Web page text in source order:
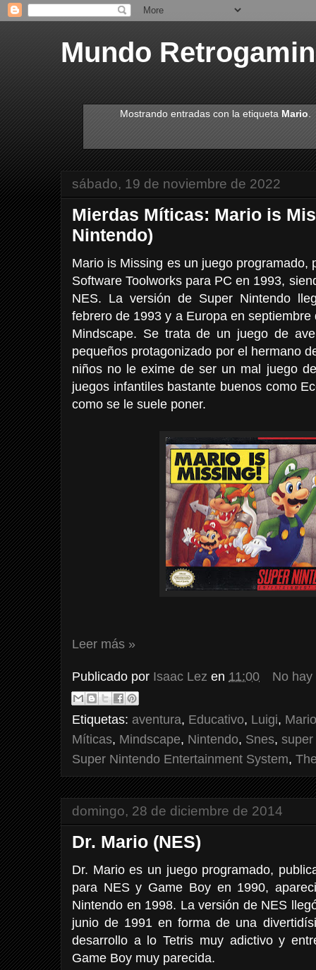
Mundo
Mostrando entradas con la etiqueta Mario.
sábado, 19 de noviembre de 2022
Mierdas Míticas: Mario is
Nintendo)
Mario is Missing es un juego programado,
Software Toolworks para PC en 1993,
NES. La versión de Super Nintendo
febrero de 1993 y a Europa en
Mindscape. Se trata de un juego de
pequeños protagonizado por el hermano
niños no le exime de ser un mal juego
juegos infantiles bastante buenos como
como se le suele poner.
Leer más »
Publicado por Isaac Lez en 11:00 No
Etiquetas: aventura, Educativo, Luigi, Mario
Míticas, Mindscape, Nintendo, Snes,
Super Nintendo Entertainment System,
domingo, 28 de diciembre de 2014
Dr. Mario (NES)
Dr. Mario es un juego programado,
para NES y Game Boy en 1990,
Nintendo en 1998. La versión de NES
junio de 1991 en forma de una
desarrollo a lo Tetris muy adictivo y
Game Boy muy parecida.